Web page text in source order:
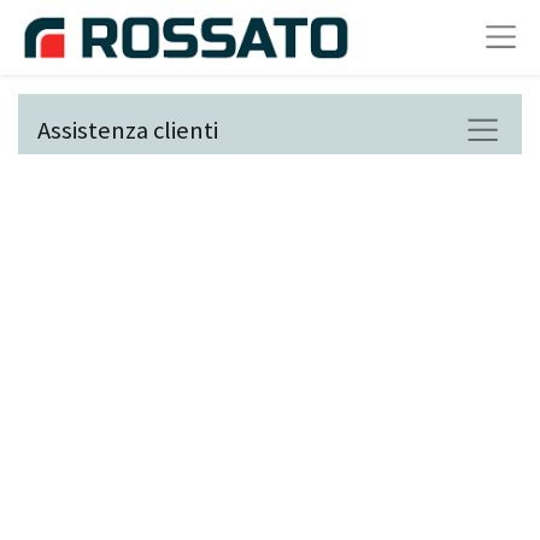
Assistenza clienti